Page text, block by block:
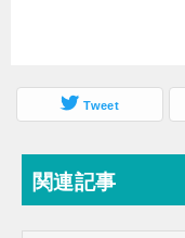
Tweet
関連記事